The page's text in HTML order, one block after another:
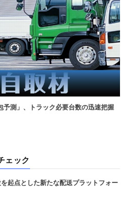
予測」、トラック必要台数の迅速把握
ェック
起点とした新たな配送プラットフォー